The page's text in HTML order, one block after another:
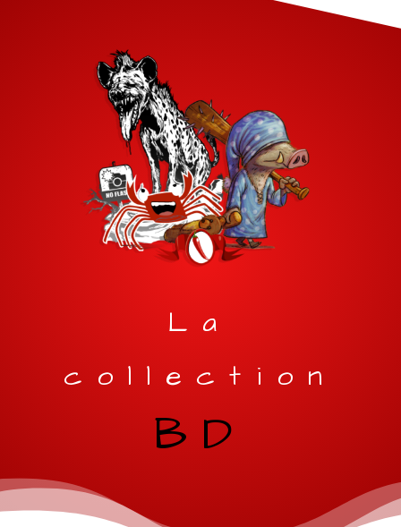
La
collection
BD